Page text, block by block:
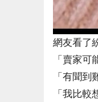
網友看了
「賣家
「有聞到
「我比較